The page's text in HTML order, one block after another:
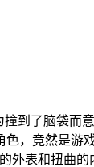
到了脑袋
，竟然是
和扭曲的